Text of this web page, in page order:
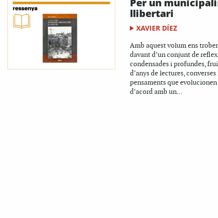
llibertari
XAVIER DÍEZ
Amb aquest volum ens
davant d’un conjunt de
condensades i profundes,
d’anys de lectures, converses
pensaments que evolucionen
d’acord amb un...